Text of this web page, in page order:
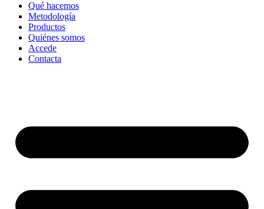
Qué hacemos
Metodología
Productos
Quiénes somos
Accede
Contacta